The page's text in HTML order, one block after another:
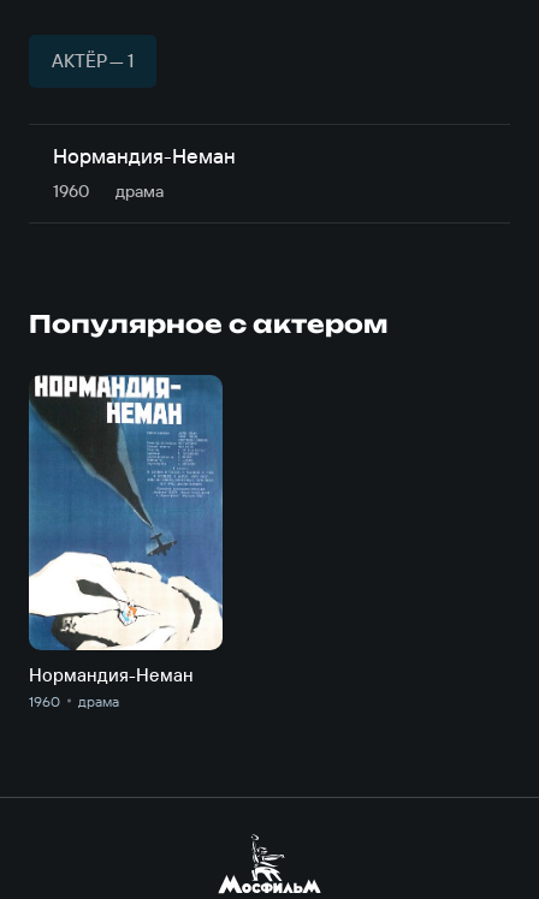
АКТЁР — 1
Нормандия-Неман
1960 драма
Популярное с актером
Нормандия-Неман
1960 драма